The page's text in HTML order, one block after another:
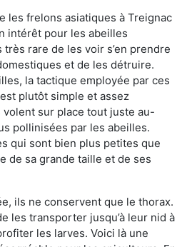
les frelons asiatiques à Treignac
intérêt pour les abeilles
très rare de les voir s’en prendre
et de les détruire.
la tactique employée par ces
plutôt simple et assez
sur place tout juste au-
pollinisées par les abeilles.
qui sont bien plus petites que
de sa grande taille et de ses
ils ne conservent que le thorax.
les transporter jusqu’à leur nid à
les larves. Voici là une